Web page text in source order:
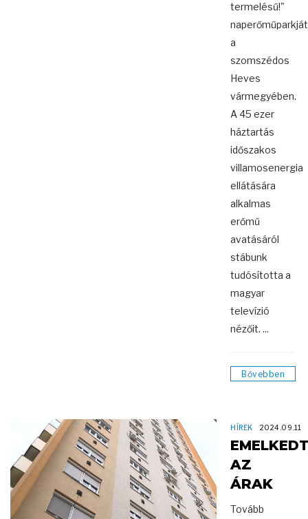
termelésű!"
naperőműparkját
a
szomszédos
Heves
vármegyében.
A 45 ezer
háztartás
időszakos
villamosenergia
ellátására
alkalmas
erőmű
avatásáról
stábunk
tudósította a
magyar
televízió
nézőit. ...
Bővebben
HÍREK 2024.09.11
AZ
ÁRAK
Tovább